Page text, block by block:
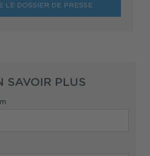
LE DOSSIER DE PRESSE
SAVOIR PLUS